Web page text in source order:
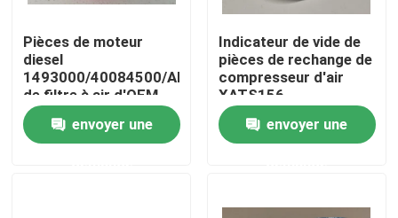
Contrôle de qualité
Contactez-nous
Nouvelles
Pièces de moteur
diesel
1493000/40084500/AF25322
de filtre à air d'OEM
envoyer une
Indicateur de vide de
pièces de rechange de
compresseur d'air
XATS156
1613791201
envoyer une